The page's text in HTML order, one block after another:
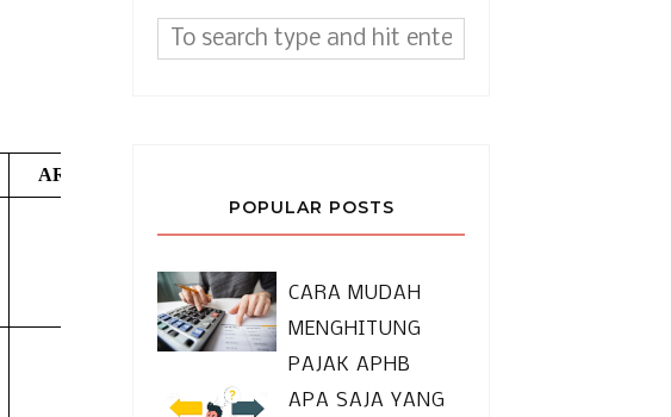
ART, BALIKPAPAN 12 JANUARI 2017
POPULAR POSTS
CARA MUDAH
MENGHITUNG
PAJAK APHB
APA SAJA YANG